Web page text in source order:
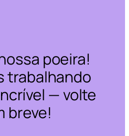
poeira!
trabalhando
— volte
breve!